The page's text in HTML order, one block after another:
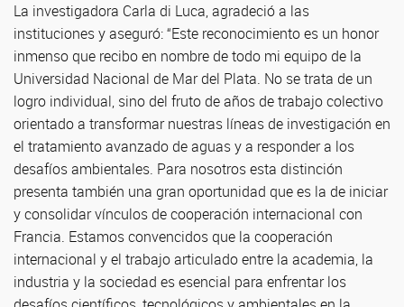
La investigadora Carla di Luca, agradeció a las
instituciones y aseguró: “Este reconocimiento es un honor
inmenso que recibo en nombre de todo mi equipo de la
Universidad Nacional de Mar del Plata. No se trata de un
logro individual, sino del fruto de años de trabajo colectivo
orientado a transformar nuestras líneas de investigación en
el tratamiento avanzado de aguas y a responder a los
desafíos ambientales. Para nosotros esta distinción
presenta también una gran oportunidad que es la de iniciar
y consolidar vínculos de cooperación internacional con
Francia. Estamos convencidos que la cooperación
internacional y el trabajo articulado entre la academia, la
industria y la sociedad es esencial para enfrentar los